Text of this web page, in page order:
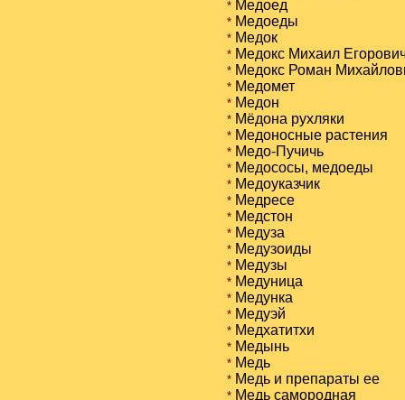
*Медоед
*Медоеды
*Медок
*Медокс Михаил
*Медокс Роман
*Медомет
*Медон
*Мёдона рухляки
*Медоносные растения
*Медо-Пучичь
*Медососы, медоеды
*Медоуказчик
*Медресе
*Медстон
*Медуза
*Медузоиды
*Медузы
*Медуница
*Медунка
*Медуэй
*Медхатитхи
*Медынь
*Медь
*Медь и препараты ее
*Медь самородная